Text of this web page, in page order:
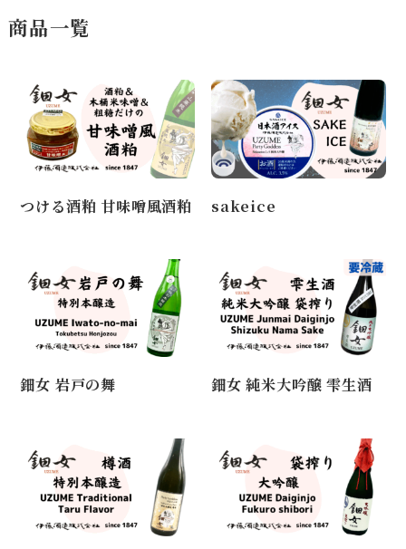
商品一覧
つける酒粕 甘味噌風酒粕 sakeice
鈿女 岩戸の舞 鈿女 純米大吟醸 雫生酒